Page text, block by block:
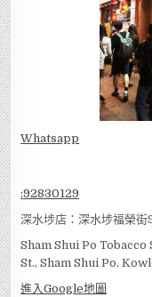
Whatsapp
:92830129
深水埗店：深水埗福榮街
Sham Shui Po
St., Sham Shui Po,
進入Google地圖